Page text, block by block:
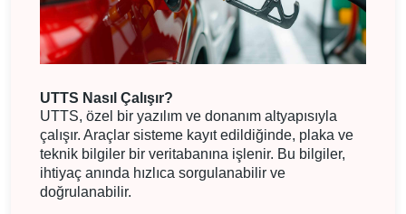
UTTS Nasıl Çalışır?
UTTS, özel bir yazılım ve donanım altyapısıyla
çalışır. Araçlar sisteme kayıt edildiğinde, plaka ve
teknik bilgiler bir veritabanına işlenir. Bu bilgiler,
ihtiyaç anında hızlıca sorgulanabilir ve
doğrulanabilir.